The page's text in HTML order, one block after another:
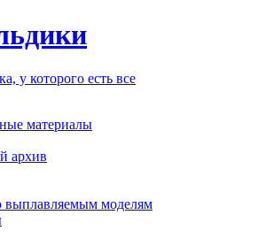
у которого есть все
материалы
архив
выплавляемым моделям